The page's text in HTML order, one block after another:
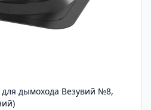
дымохода Везувий №8,